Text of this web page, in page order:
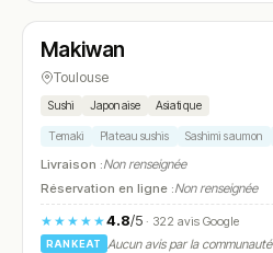
N° 16
Makiwan
Toulouse
Sushi Japonaise Asiatique
Temaki Plateau sushis Sashimi saumon
Livraison :Non renseignée
Réservation en ligne :Non renseignée
★★★★★4.8/5· 322 avis Google
RANKEAT
Aucun avis par la communauté